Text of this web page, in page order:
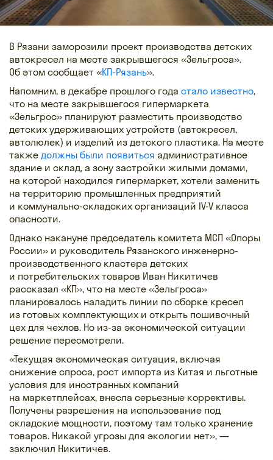
В Рязани заморозили проект производства детских
автокресел на месте закрывшегося «Зельгроса».
Об этом сообщает «КП-Рязань».
Напомним, в декабре прошлого года стало известно,
что на месте закрывшегося гипермаркета
«Зельгрос» планируют разместить производство
детских удерживающих устройств (автокресел,
автолюлек) и изделий из детского пластика. На месте
также должны были появиться административное
здание и склад, а зону застройки жилыми домами,
на которой находился гипермаркет, хотели заменить
на территорию промышленных предприятий
и коммунально-складских организаций IV-V класса
опасности.
Однако накануне председатель комитета МСП «Опоры
России» и руководитель Рязанского инженерно-
производственного кластера детских
и потребительских товаров Иван Никитичев
рассказал «КП», что на месте «Зельгроса»
планировалось наладить линии по сборке кресел
из готовых комплектующих и открыть пошивочный
цех для чехлов. Но из-за экономической ситуации
решение пересмотрели.
«Текущая экономическая ситуация, включая
снижение спроса, рост импорта из Китая и льготные
условия для иностранных компаний
на маркетплейсах, внесла серьезные коррективы.
Получены разрешения на использование под
складские мощности, поэтому там только хранение
товаров. Никакой угрозы для экологии нет», —
заключил Никитичев.